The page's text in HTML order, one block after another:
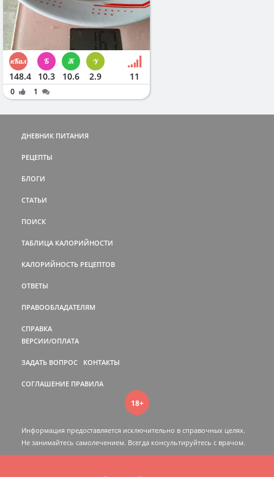
148.4 10.3 10.6 2.9 11
0 1
ДНЕВНИК ПИТАНИЯ
РЕЦЕПТЫ
БЛОГИ
СТАТЬИ
ПОИСК
ТАБЛИЦА КАЛОРИЙНОСТИ
КАЛОРИЙНОСТЬ РЕЦЕПТОВ
ОТВЕТЫ
ПРАВООБЛАДАТЕЛЯМ
СПРАВКА
ВЕРСИИ/ОПЛАТА
ЗАДАТЬ ВОПРОС КОНТАКТЫ
СОГЛАШЕНИЕ ПРАВИЛА
18+
Информация предоставляется исключительно в справочных целях.
Не занимайтесь самолечением. Всегда консультируйтесь c врачом.